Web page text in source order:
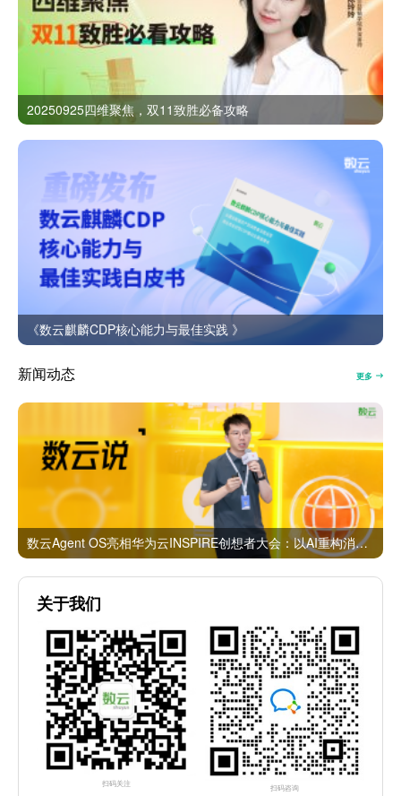
20250925四维聚焦，双11致胜必备攻略
《数云麒麟CDP核心能力与最佳实践 》
新闻动态 更多
数云Agent OS亮相华为云INSPIRE创想者大会：以AI重构消费者运营与零售营销新范式
关于我们
扫码关注 扫码咨询